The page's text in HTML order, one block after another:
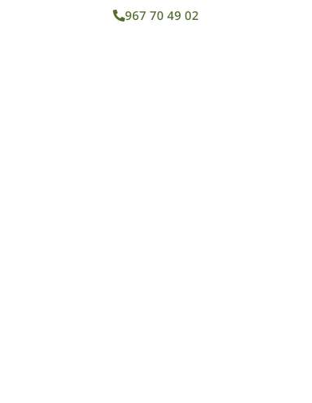
967 70 49 02